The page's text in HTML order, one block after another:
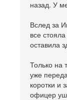
назад. У
Вслед за
все
оставила
Только на
уже
коротки и
офицер